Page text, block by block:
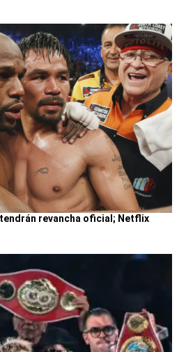
revancha oficial; Netflix